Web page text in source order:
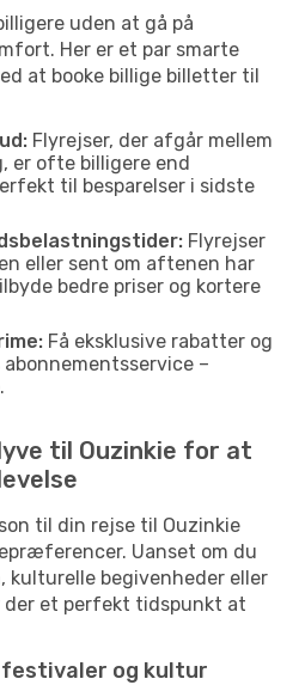
uden at gå på
Her er et par smarte
at booke billige billetter til
Flyrejser, der afgår mellem
er ofte billigere end
til besparelser i sidste
Flyrejser
eller sent om aftenen har
bedre priser og kortere
Få eksklusive rabatter og
–
til Ouzinkie for at
til din rejse til Ouzinkie
Uanset om du
kulturelle begivenheder eller
der et perfekt tidspunkt at
og kultur